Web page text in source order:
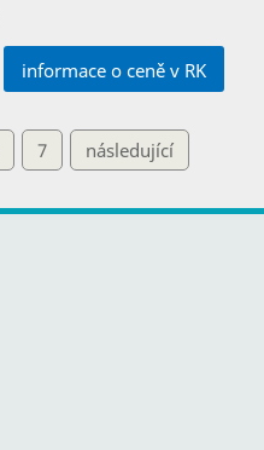
informace o ceně v RK
7 následující